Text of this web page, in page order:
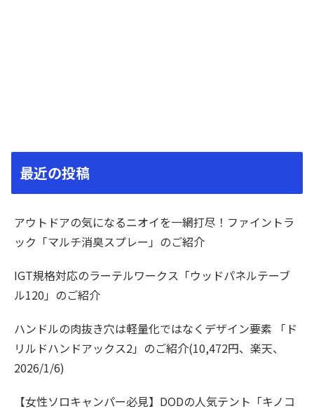
最近の投稿
アウトドアの気になるニオイを一網打尽！ファイントラ
ック「マルチ消臭スプレー」のご紹介
IGT規格対応のラーテルワークス「ウッドパネルテーブ
ル120」のご紹介
ハンドルの肉抜き穴は軽量化ではなくデザイン要素 「ド
リルドハンドアックス2」のご紹介(10,472円、楽天、
2026/1/6)
【女性ソロキャンパー必見】DODの人気テント「キノコ